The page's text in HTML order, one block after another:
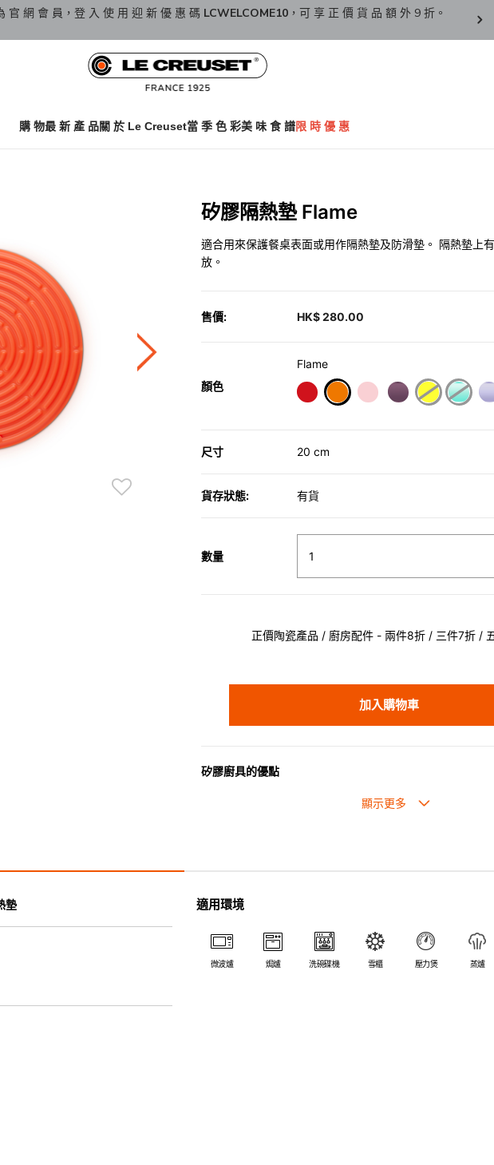
官 網 會 員，登 入 使 用 迎 新 優 惠 碼 LCWELCOME10 ，可 享 正 價 貨 品 額 外 9 折。
購 物最 新 產 品關 於 Le Creuset當 季 色 彩美 味 食 譜限 時 優 惠
矽膠隔熱墊 Flame
適合用來保護餐桌表面或用作隔熱墊及防滑墊。 隔熱墊上
放。
售價: HK$ 280.00
顏色
Flame
尺寸 20 cm
貨存狀態: 有貨
數量
正價陶瓷產品 / 廚房配件 - 兩件8折 / 三件7折 /
加入購物車
矽膠廚具的優點
• 耐熱高達250℃，耐冷低至-40℃。
墊 適用環境
微波爐 焗爐 洗碗碟機 雪櫃 壓力煲 蒸爐